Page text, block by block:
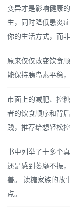
变异才是影响健康
生，同时降低患炎
你的生活方式，而非
原来仅仅改变饮食
能保持胰岛素平稳
市面上的减肥、控
者的饮食顺序和背
践，推荐给想轻松控
书中列举了十多个
还是感到萎靡不振
善。 读糖家族的故
点。